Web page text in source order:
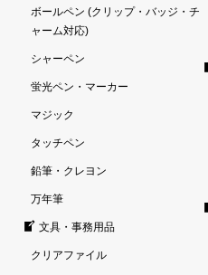
ボールペン (クリップ・バッジ・チ
ャーム対応)
シャーペン
蛍光ペン・マーカー
マジック
タッチペン
鉛筆・クレヨン
万年筆
文具・事務用品
クリアファイル